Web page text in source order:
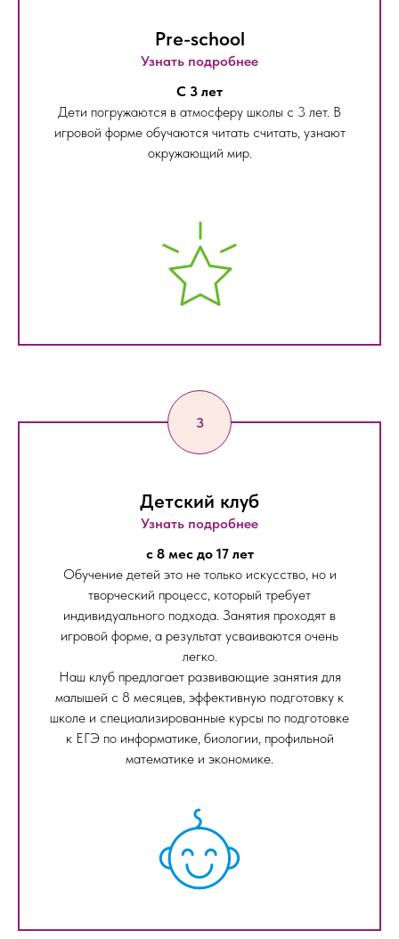
Pre-school
Узнать подробнее
С 3 лет
Дети погружаются в атмосферу школы с 3 лет. В
игровой форме обучаются читать считать, узнают
окружающий мир.
Детский клуб
Узнать подробнее
с 8 мес до 17 лет
Обучение детей это не только искусство, но и
творческий процесс, который требует
индивидуального подхода. Занятия проходят в
игровой форме, а результат усваиваются очень
легко.
Наш клуб предлагает развивающие занятия для
малышей с 8 месяцев, эффективную подготовку к
школе и специализированные курсы по подготовке
к ЕГЭ по информатике, биологии, профильной
математике и экономике.